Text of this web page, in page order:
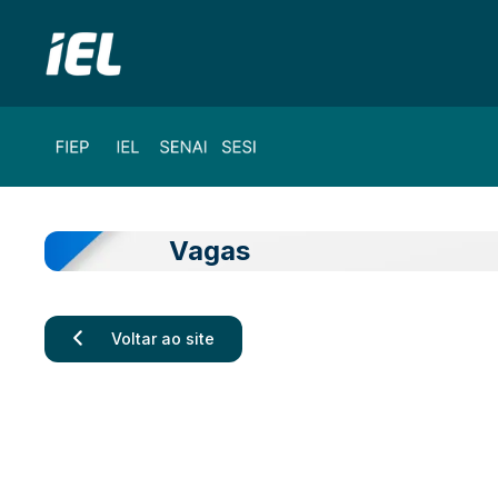
Vagas
Voltar ao site